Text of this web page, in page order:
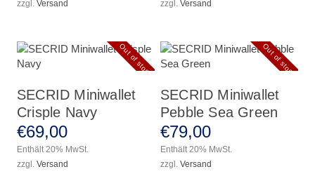
zzgl.Versand
zzgl.Versand
Out of stock
SECRID Miniwallet
Crisple Navy
€69,00
Enthält 20% MwSt.
zzgl.Versand
Out of stock
SECRID Miniwallet
Pebble Sea Green
€79,00
Enthält 20% MwSt.
zzgl.Versand